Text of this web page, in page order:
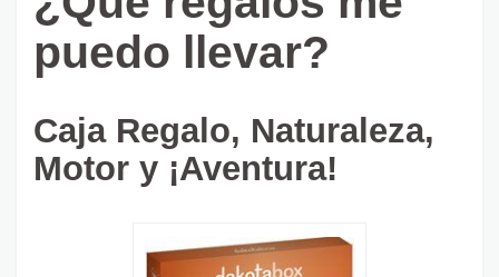
puedo llevar?
Caja Regalo, Naturaleza,
Motor y ¡Aventura!